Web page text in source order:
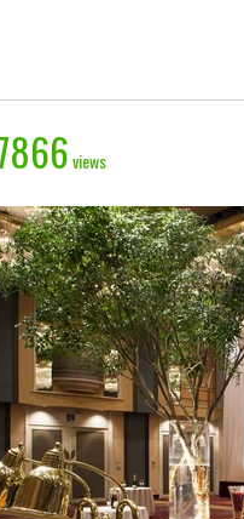
views